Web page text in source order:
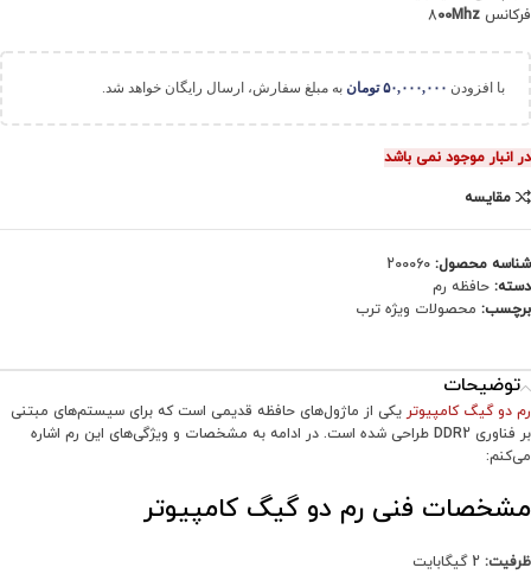
فرکانس 8 00Mhz
با افزودن ۵۰,۰۰۰,۰۰۰ تومان به مبلغ سفارش، ارسال رایگان خواهد شد.
در انبار موجود نمی باشد
مقایسه
شناسه محصول: 200060
دسته: حافظه رم
برچسب: محصولات ویژه ترب
توضیحات
رم دو گیگ کامپیوتر یکی از ماژول‌های حافظه قدیمی است که برای سیستم‌های مبتنی
بر فناوری DDR2 طراحی شده است. در ادامه به مشخصات و ویژگی‌های این رم اشاره
می‌کنم:
مشخصات فنی رم دو گیگ کامپیوتر
ظرفیت: